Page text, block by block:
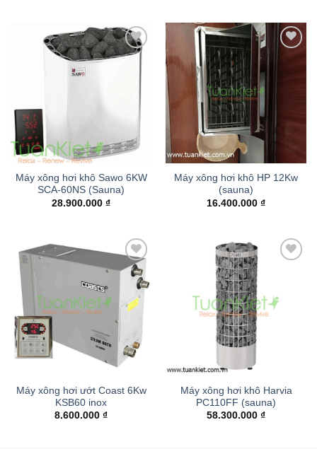
Add to
Máy xông hơi khô Sawo 6KW
SCA-60NS (Sauna)
28.900.000 ₫
Add to
wishlist
Máy xông hơi khô HP 12Kw
(sauna)
16.400.000 ₫
Add to
wishlist
Máy xông hơi ướt Coast 6Kw
KSB60 inox
8.600.000 ₫
Máy xông hơi khô Harvia
PC110FF (sauna)
58.300.000 ₫